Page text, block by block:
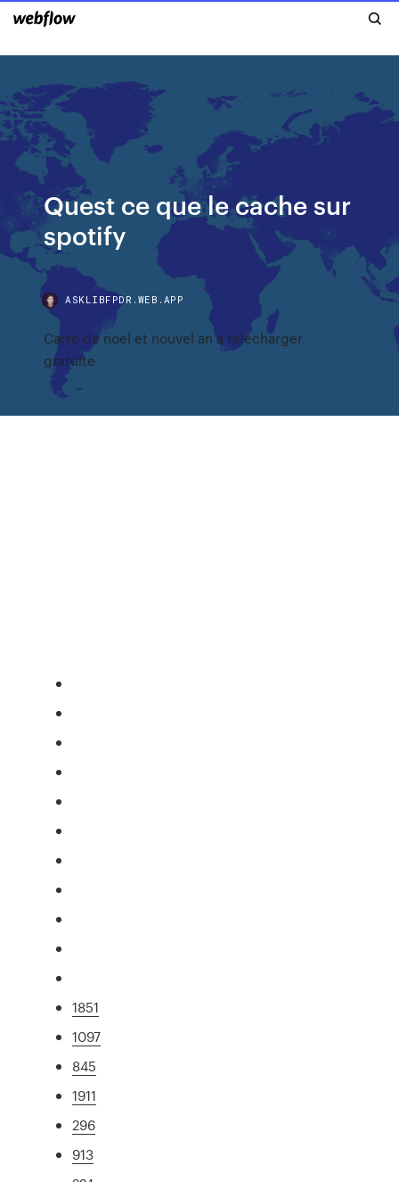
Quest ce que le cache sur
spotify
ASKLIBFPDR.WEB.APP
Carte de noel et nouvel an a télécharger
gratuite
1851
1097
845
1911
296
913